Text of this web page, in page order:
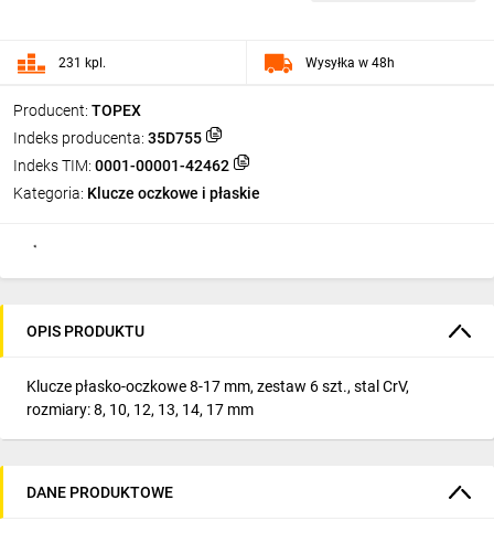
Producent: TOPEX
Indeks producenta: 35D755
Indeks TIM: 0001-00001-42462
Kategoria: Klucze oczkowe i płaskie
231 kpl. Wysyłka w 48h
OPIS PRODUKTU
Klucze płasko-oczkowe 8-17 mm, zestaw 6 szt., stal CrV,
rozmiary: 8, 10, 12, 13, 14, 17 mm
DANE PRODUKTOWE